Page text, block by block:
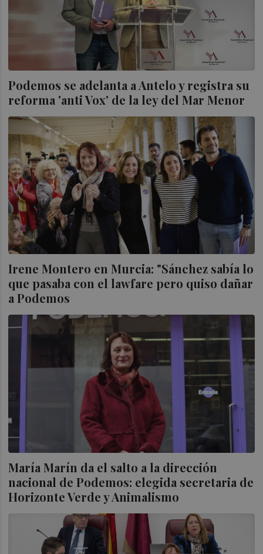
Podemos se adelanta a Antelo y registra su
reforma 'anti Vox' de la ley del Mar Menor
Irene Montero en Murcia: "Sánchez sabía lo
que pasaba con el lawfare pero quiso dañar
a Podemos
María Marín da el salto a la dirección
nacional de Podemos: elegida secretaria de
Horizonte Verde y Animalismo